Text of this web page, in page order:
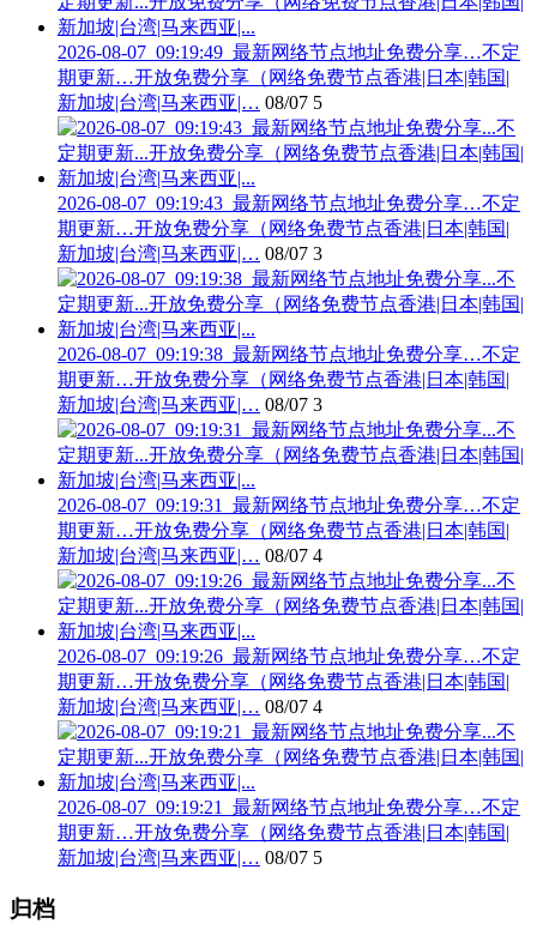
2026-08-07_09:19:49_最新网络节点地址免费分享…不定
期更新…开放免费分享（网络免费节点香港|日本|韩国|
新加坡|台湾|马来西亚|… 08/07 5
2026-08-07_09:19:43_最新网络节点地址免费分享…不定
期更新…开放免费分享（网络免费节点香港|日本|韩国|
新加坡|台湾|马来西亚|… 08/07 3
2026-08-07_09:19:38_最新网络节点地址免费分享…不定
期更新…开放免费分享（网络免费节点香港|日本|韩国|
新加坡|台湾|马来西亚|… 08/07 3
2026-08-07_09:19:31_最新网络节点地址免费分享…不定
期更新…开放免费分享（网络免费节点香港|日本|韩国|
新加坡|台湾|马来西亚|… 08/07 4
2026-08-07_09:19:26_最新网络节点地址免费分享…不定
期更新…开放免费分享（网络免费节点香港|日本|韩国|
新加坡|台湾|马来西亚|… 08/07 4
2026-08-07_09:19:21_最新网络节点地址免费分享…不定
期更新…开放免费分享（网络免费节点香港|日本|韩国|
新加坡|台湾|马来西亚|… 08/07 5
归档